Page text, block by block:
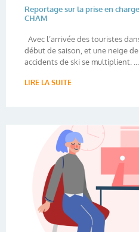
Reportage sur la prise en
CHAM
Avec l’arrivée des touristes
début de saison, et une neige
accidents de ski se multiplient. ...
LIRE LA SUITE